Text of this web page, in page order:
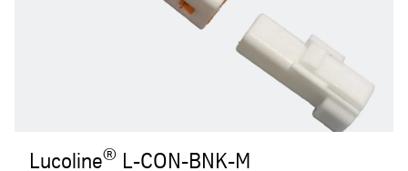
Lucoline® L-CON-BNK-M